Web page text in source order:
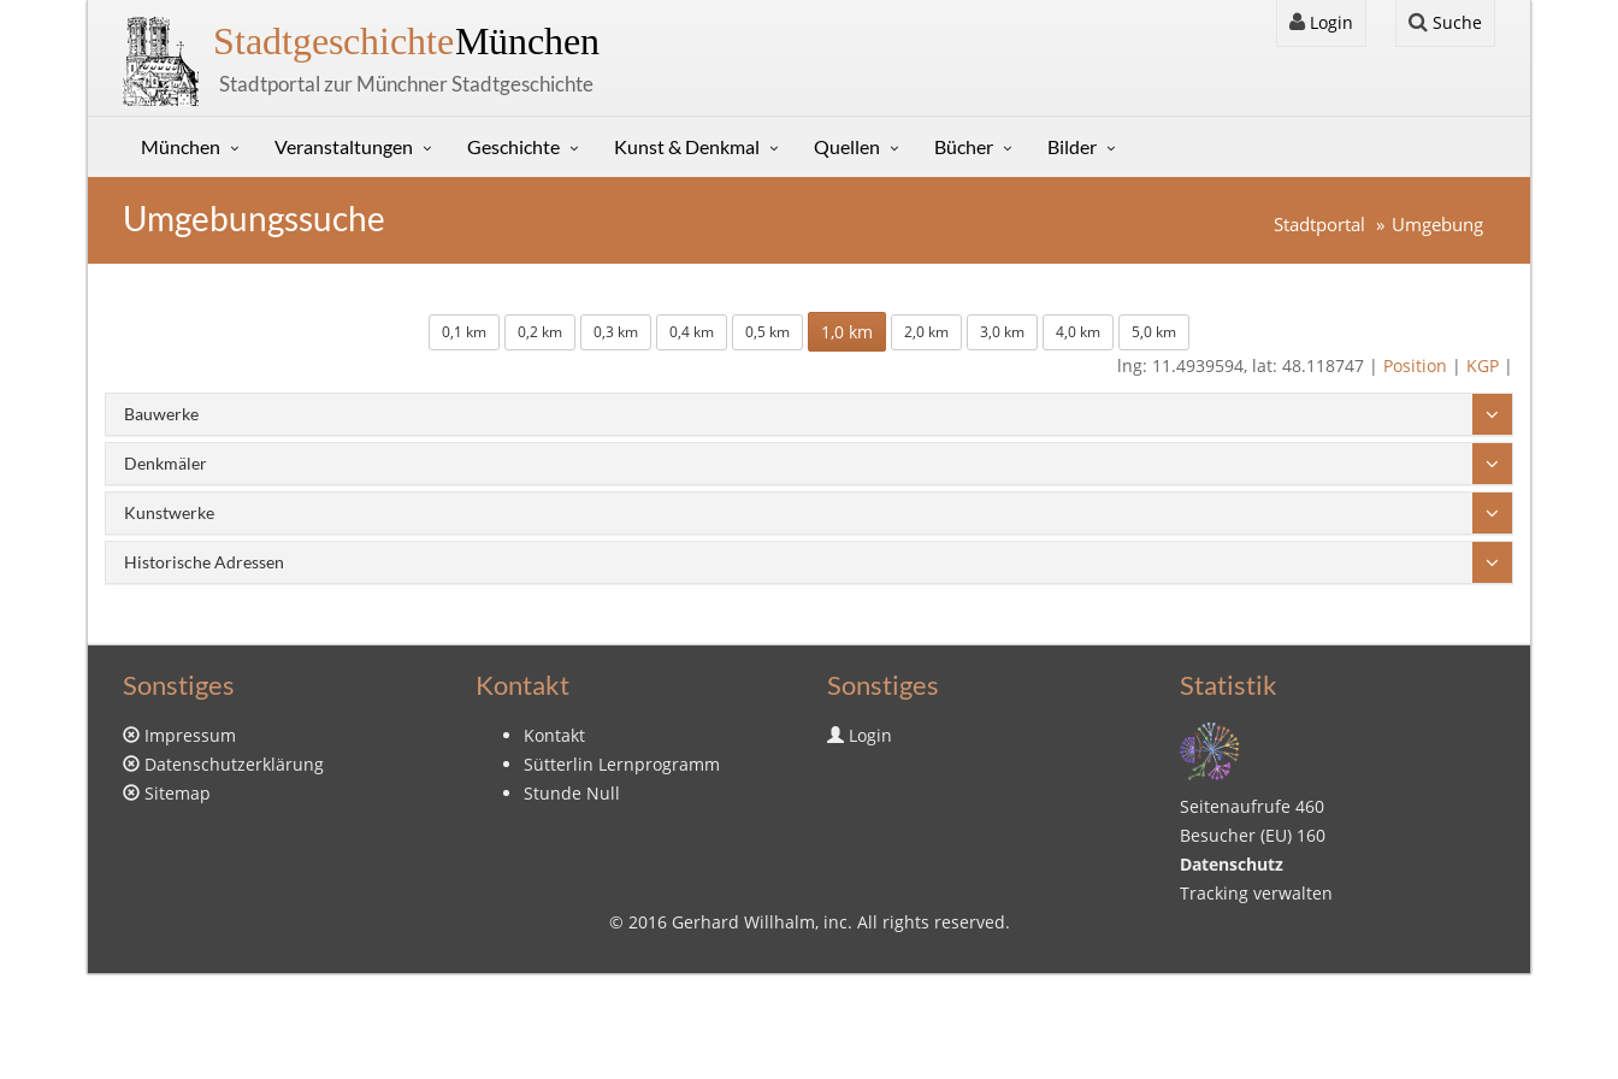
StadtgeschichteMünchen
Stadtportal zur Münchner Stadtgeschichte
Login Suche
München Veranstaltungen Geschichte Kunst & Denkmal Quellen Bücher Bilder
Umgebungssuche Stadtportal Umgebung
0,1 km 0,2 km 0,3 km 0,4 km 0,5 km 1,0 km 2,0 km 3,0 km 4,0 km 5,0 km
lng: 11.4939594, lat: 48.118747 | Position | KGP |
Bauwerke
Denkmäler
Kunstwerke
Historische Adressen
Sonstiges
Impressum
Datenschutzerklärung
Sitemap
Kontakt
Kontakt
Sütterlin Lernprogramm
Stunde Null
Sonstiges
Login
Statistik
Seitenaufrufe 460
Besucher (EU) 160
Datenschutz
Tracking verwalten
© 2016 Gerhard Willhalm, inc. All rights reserved.